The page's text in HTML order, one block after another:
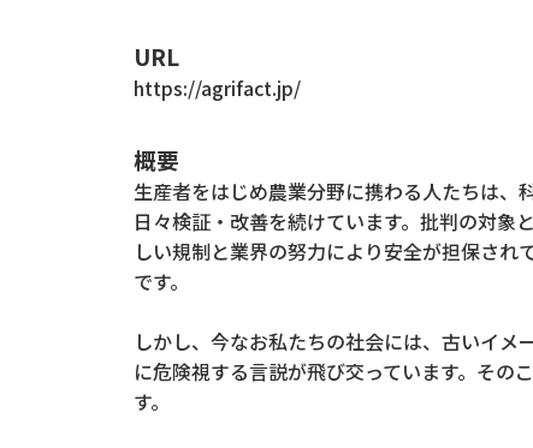
URL
https://agrifact.jp/
概要
生産者をはじめ農業分野に携わる人たちは
日々検証・改善を続けています。批判の対
しい規制と業界の努力により安全が担保さ
です。
しかし、今なお私たちの社会には、古いイ
に危険視する言説が飛び交っています。その
す。